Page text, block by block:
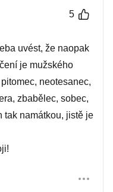
5
uvést, že naopak
je mužského
neotesanec,
zbabělec, sobec,
tak namátkou, jistě je